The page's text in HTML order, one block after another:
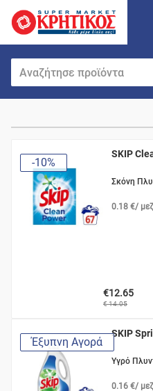
-10%
SKIP
Σκόνη
0.18 €/
€12.65
€ 14.05
Έξυπνη Αγορά
SKIP
Υγρό
0.16 €/